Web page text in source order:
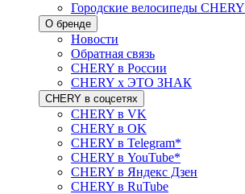
Городские велосипеды CHERY
О бренде
Новости
Обратная связь
CHERY в России
CHERY x ЭТО ЗНАК
CHERY в соцсетях
CHERY в VK
CHERY в OK
CHERY в Telegram*
CHERY в YouTube*
CHERY в Яндекс Дзен
CHERY в RuTube